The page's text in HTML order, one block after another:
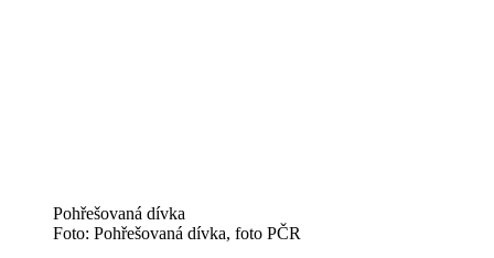
Pohřešovaná dívka
Foto: Pohřešovaná dívka, foto PČR